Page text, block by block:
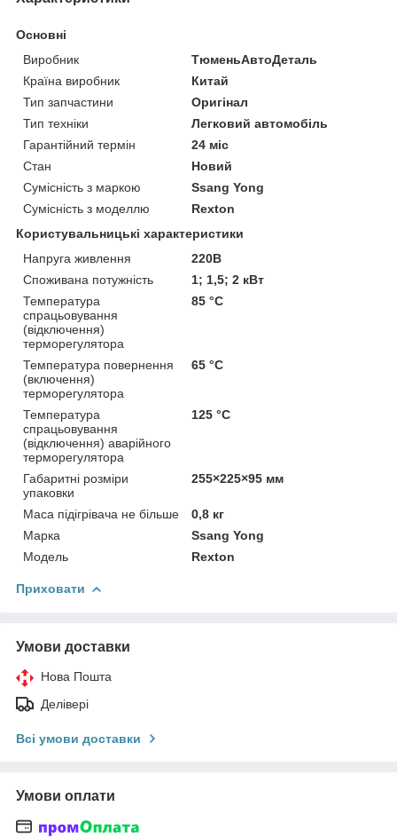
Основні
Виробник
ТюменьАвтоДеталь
Країна виробник
Китай
Тип запчастини
Оригінал
Тип техніки
Легковий автомобіль
Гарантійний термін
24 міс
Стан
Новий
Сумісність з маркою
Ssang Yong
Сумісність з моделлю
Rexton
Користувальницькі характеристики
Напруга живлення
220В
Споживана потужність
1; 1,5; 2 кВт
Температура
спрацьовування
(відключення)
терморегулятора
85 °С
Температура повернення
(включення)
терморегулятора
65 °С
Температура
спрацьовування
(відключення) аварійного
терморегулятора
125 °С
Габаритні розміри
упаковки
255×225×95 мм
Маса підігрівача не більше
0,8 кг
Марка
Ssang Yong
Модель
Rexton
Приховати
Умови доставки
Нова Пошта
Делівері
Всі умови доставки
Умови оплати